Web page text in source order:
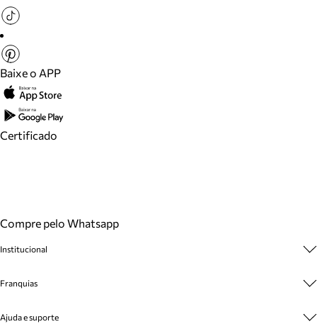
Baixe o APP
Certificado
Compre pelo Whatsapp
Institucional
Cashback
Venda Corporativa
Franquias
Plano de Negócio
Ajuda e suporte